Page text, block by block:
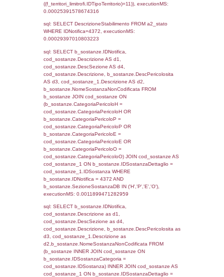
0.00022602081298828
sql: SELECT
reg_f_territori_limitrofi.Direzione,
_limitrofi.DescAltro FROM
JOIN cod_territori_tipologia ON
(reg_f_territori_limitrofi.IDTipologiaTerritorio =
cod_territori_tipologia.IDTipologiaTerritorio)
(reg_f_territori_limitrofi.IDTipoTerritorio =
cod_territori_tipologia.IDTerritorioTP)
0.00022602081298828
sql: SELECT f_territori_limitrofi.Distanza,
f_territori_limitrofi.Direzione,
f_territori_limitrofi.Denominazione,
rofi.DescAltro FROM f_territori_limitrofi
cod_territori_tipologia ON
(f_territori_limitrofi.IDTipologiaTerritorio =
cod_territori_tipologia.IDTipologiaTerritorio)
(f_territori_limitrofi.IDTipoTerritorio =